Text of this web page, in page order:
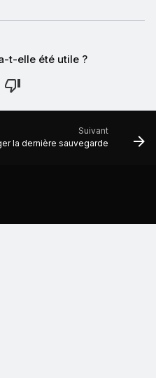
t-elle été utile ?
Suivant
la dernière sauvegarde